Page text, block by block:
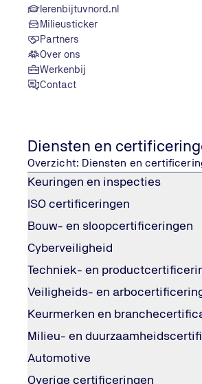
lerenbijtuvnord.nl
Milieusticker
Partners
Over ons
Werkenbij
Contact
Diensten en
Overzicht: Diensten en
Keuringen en inspecties
ISO certificeringen
Bouw- en sloopcertificeringen
Cyberveiligheid
Techniek- en
Veiligheids- en
Keurmerken en
Milieu- en
Automotive
Overige certificeringen
SNF-keurmerk: de
toekomstbestendige
arbeidsmigranten
Door Ruud Francissen,
Nederland